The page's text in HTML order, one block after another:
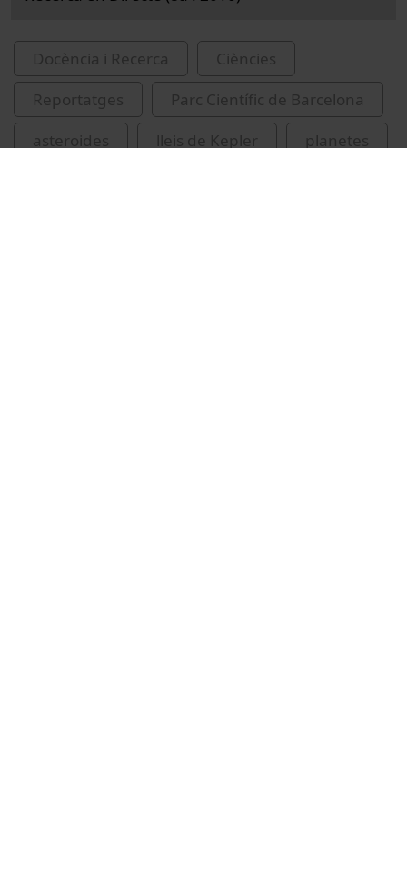
Docència i Recerca
Ciències
Reportatges
Parc Científic de Barcelona
asteroides
lleis de Kepler planetes